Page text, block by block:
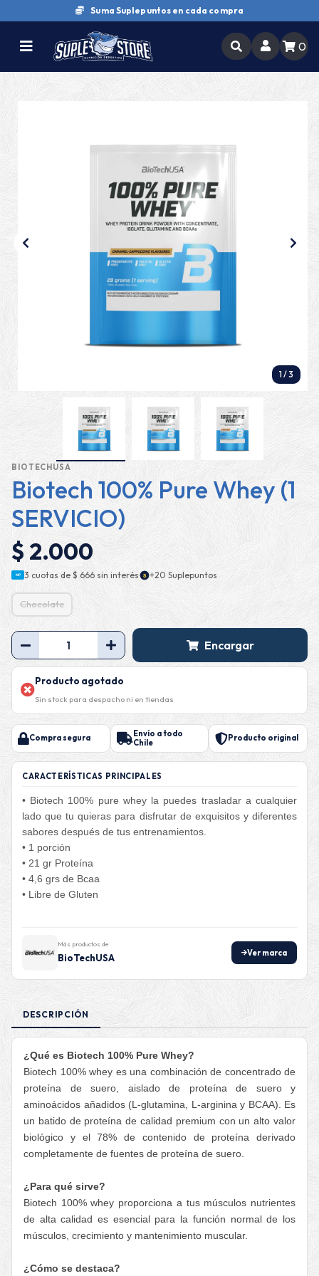
Suma Suplepuntos en cada compra
0
1 /3
BIOTECHUSA
Biotech 100% Pure Whey (1
SERVICIO)
$ 2.000
MP 3 cuotas de $ 666 sin interés· $ +20 Suplepuntos
Chocolate
Encargar
Producto agotado
Sin stock para despacho ni en tiendas
Compra segura
Envío a todo
Chile
Producto original
CARACTERÍSTICAS PRINCIPALES
• Biotech 100% pure whey la puedes trasladar a cualquier
lado que tu quieras para disfrutar de exquisitos y diferentes
sabores después de tus entrenamientos.
• 1 porción
• 21 gr Proteína
• 4,6 grs de Bcaa
• Libre de Gluten
Más productos de
BioTechUSA Ver marca
DESCRIPCIÓN
¿Qué es Biotech 100% Pure Whey?
Biotech 100% whey es una combinación de concentrado de
proteína de suero, aislado de proteína de suero y
aminoácidos añadidos (L-glutamina, L-arginina y BCAA). Es
un batido de proteína de calidad premium con un alto valor
biológico y el 78% de contenido de proteína derivado
completamente de fuentes de proteína de suero.
¿Para qué sirve?
Biotech 100% whey proporciona a tus músculos nutrientes
de alta calidad es esencial para la función normal de los
músculos, crecimiento y mantenimiento muscular.
¿Cómo se destaca?